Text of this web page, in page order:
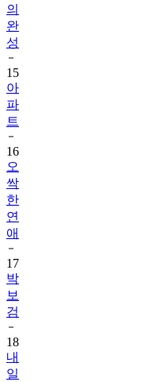
의
완
성
15
아
파
트
16
오
싹
한
연
애
17
박
보
검
18
내
일